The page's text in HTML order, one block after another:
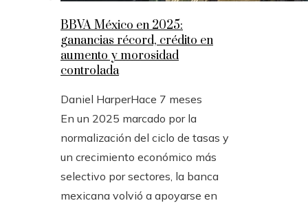
BBVA México en 2025:
ganancias récord, crédito en
aumento y morosidad
controlada
Daniel HarperHace 7 meses
En un 2025 marcado por la
normalización del ciclo de tasas y
un crecimiento económico más
selectivo por sectores, la banca
mexicana volvió a apoyarse en